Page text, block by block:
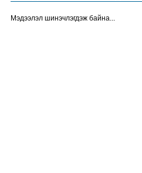
Мэдээлэл шинэчлэгдэж байна...